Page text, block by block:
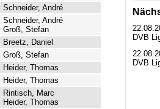
Schneider, André
Schneider, André
Groß, Stefan
Breetz, Daniel
Groß, Stefan
Heider, Thomas
Heider, Thomas
Rintisch, Marc
Heider, Thomas
DVB
DVB